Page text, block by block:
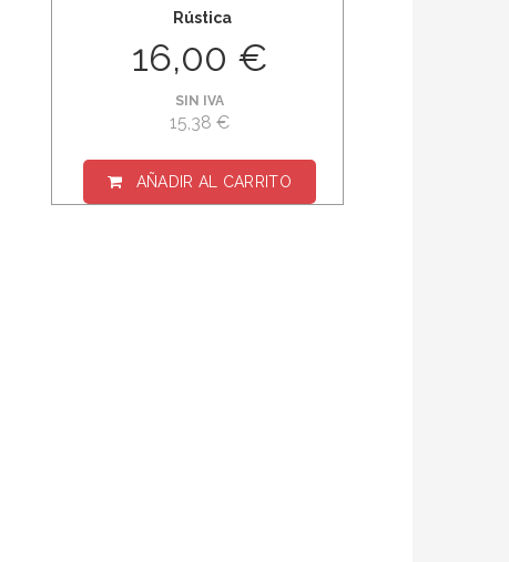
Rústica
16,00 €
SIN IVA
15,38 €
AÑADIR AL CARRITO